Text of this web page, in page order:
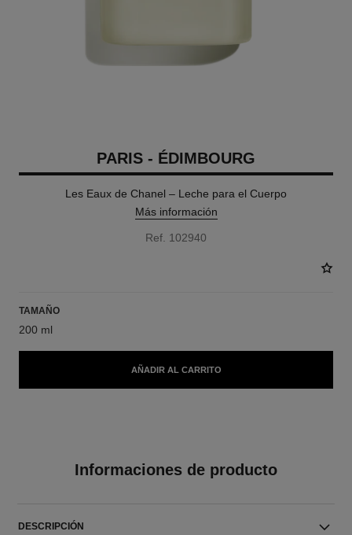
PARIS - ÉDIMBOURG
Les Eaux de Chanel – Leche para el Cuerpo
Más información
Ref. 102940
TAMAÑO
200 ml
AÑADIR AL CARRITO
Informaciones de producto
DESCRIPCIÓN